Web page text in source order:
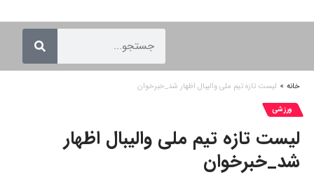
خانه » لیست تازه تیم ملی والیبال اظهار شد_خبرخوان
ورزشی
لیست تازه تیم ملی والیبال اظهار
شد_خبرخوان